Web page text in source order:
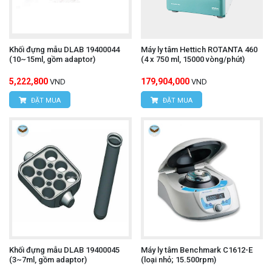
Khối đựng mẫu DLAB 19400044
(10~15ml, gồm adaptor)
5,222,800 VND
ĐẶT MUA
Máy ly tâm Hettich ROTANTA 460
(4 x 750 ml, 15000 vòng/phút)
179,904,000 VND
ĐẶT MUA
Khối đựng mẫu DLAB 19400045
(3~7ml, gồm adaptor)
Máy ly tâm Benchmark C1612-E
(loại nhỏ; 15.500rpm)